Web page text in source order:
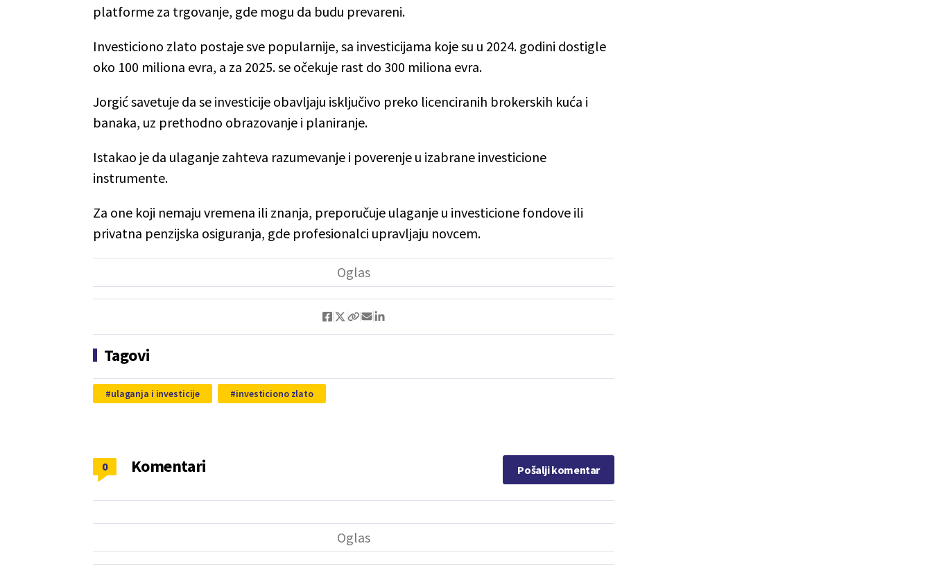
platforme za trgovanje, gde mogu da budu prevareni.
Investiciono zlato postaje sve popularnije, sa investicijama koje su u 2024. godini dostigle
oko 100 miliona evra, a za 2025. se očekuje rast do 300 miliona evra.
Jorgić savetuje da se investicije obavljaju isključivo preko licenciranih brokerskih kuća i
banaka, uz prethodno obrazovanje i planiranje.
Istakao je da ulaganje zahteva razumevanje i poverenje u izabrane investicione
instrumente.
Za one koji nemaju vremena ili znanja, preporučuje ulaganje u investicione fondove ili
privatna penzijska osiguranja, gde profesionalci upravljaju novcem.
Tagovi
ulaganja i investicije investiciono zlato
Komentari
0 Pošalji komentar